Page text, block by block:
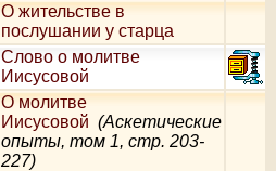
О жительстве в
послушании у старца
Слово о молитве
Иисусовой
О молитве
Иисусовой (Аскетические
опыты, том 1, стр. 203-
227)